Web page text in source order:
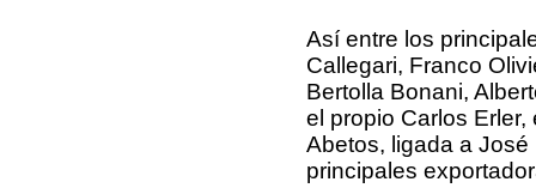
Así entre los
Callegari, Franco
Bertolla Bonani,
el propio Carlos
Abetos, ligada a
principales